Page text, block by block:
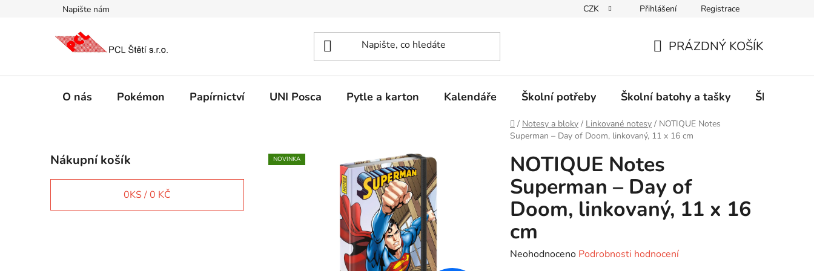
Napište nám CZK Přihlášení Registrace
KOŠÍK
PRÁZDNÝ KOŠÍK
O nás Pokémon Papírnictví UNI Posca Pytle a karton Kalendáře Školní potřeby Školní batohy a tašky Školní sety
Domů
/ Notesy a bloky / Linkované notesy / NOTIQUE Notes
Superman – Day of Doom, linkovaný, 11 x 16 cm
o
s
r
Nákupní košík
0KS /0 KČ
NOTIQUE Notes
Superman – Day of
Doom, linkovaný, 11 x 16
cm
Průměrné
Neohodnoceno Podrobnosti hodnocení
NOVINKA